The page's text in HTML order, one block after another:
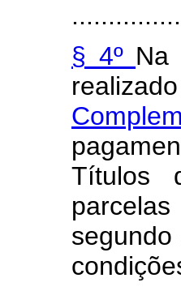
§ 4º Na
Títulos